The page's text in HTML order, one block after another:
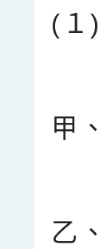
(１)
甲、
乙、